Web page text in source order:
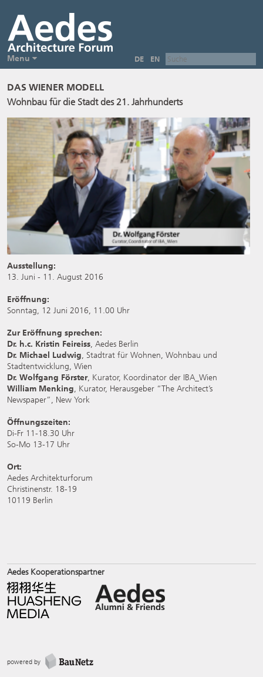
DE EN
Menu
DAS WIENER MODELL
Wohnbau für die Stadt des 21. Jahrhunderts
Ausstellung:
13. Juni - 11. August 2016
Eröffnung:
Sonntag, 12 Juni 2016, 11.00 Uhr
Zur Eröffnung sprechen:
Dr. h.c. Kristin Feireiss, Aedes Berlin
Dr. Michael Ludwig, Stadtrat für Wohnen, Wohnbau und
Stadtentwicklung, Wien
Dr. Wolfgang Förster, Kurator, Koordinator der IBA_Wien
William Menking, Kurator, Herausgeber “The Architect’s
Newspaper”, New York
Öffnungszeiten:
Di-Fr 11-18.30 Uhr
So-Mo 13-17 Uhr
Ort:
Aedes Architekturforum
Christinenstr. 18-19
10119 Berlin
Aedes Kooperationspartner
powered by